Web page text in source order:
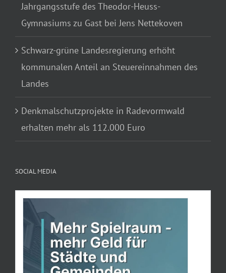
Jahrgangsstufe des Theodor-Heuss-
Gymnasiums zu Gast bei Jens Nettekoven
Schwarz-grüne Landesregierung erhöht
kommunalen Anteil an Steuereinnahmen des
Landes
Denkmalschutzprojekte in Radevormwald
erhalten mehr als 112.000 Euro
SOCIAL MEDIA